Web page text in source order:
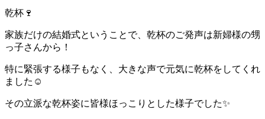
乾杯🍷
家族だけの結婚式ということで、乾杯のご発声は新婦様の甥
っ子さんから！
特に緊張する様子もなく、大きな声で元気に乾杯をしてくれ
ました☺
その立派な乾杯姿に皆様ほっこりとした様子でした✨